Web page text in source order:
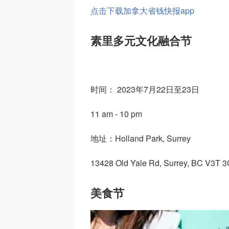
点击下载加拿大省钱快报app
素里多元文化融合节
时间： 2023年7月22日至23日
11 am - 10 pm
地址：Holland Park, Surrey
13428 Old Yale Rd, Surrey, BC V3T
美食节